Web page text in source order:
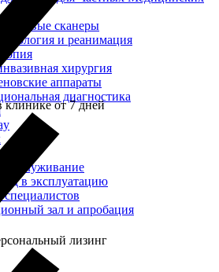
сканеры
и реанимация
хирургия
аппараты
диагностика
обслуживание
в эксплуатацию
зал и апробация
клинике от 7 дней
лизинг